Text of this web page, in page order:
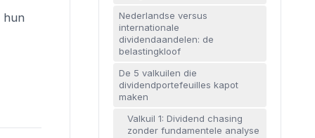
hun
Nederlandse versus
internationale
dividendaandelen: de
belastingkloof
De 5 valkuilen die
dividendportefeuilles kapot
maken
Valkuil 1: Dividend chasing
zonder fundamentele analyse